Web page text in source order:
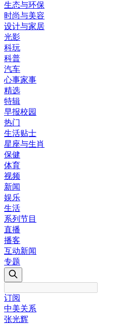
生态与环保
时尚与美容
设计与家居
光影
科玩
科普
汽车
心事家事
精选
特辑
早报校园
热门
生活贴士
星座与生肖
保健
体育
视频
新闻
娱乐
生活
系列节目
直播
播客
互动新闻
专题
订阅
中美关系
张光辉